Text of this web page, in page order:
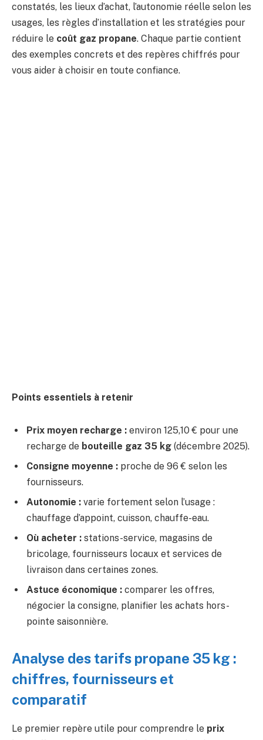
constatés, les lieux d’achat, l’autonomie réelle selon les
usages, les règles d’installation et les stratégies pour
réduire le coût gaz propane. Chaque partie contient
des exemples concrets et des repères chiffrés pour
vous aider à choisir en toute confiance.
Points essentiels à retenir
Prix moyen recharge : environ 125,10 € pour une
recharge de bouteille gaz 35 kg (décembre 2025).
Consigne moyenne : proche de 96 € selon les
fournisseurs.
Autonomie : varie fortement selon l’usage :
chauffage d’appoint, cuisson, chauffe-eau.
Où acheter : stations-service, magasins de
bricolage, fournisseurs locaux et services de
livraison dans certaines zones.
Astuce économique : comparer les offres,
négocier la consigne, planifier les achats hors-
pointe saisonnière.
Analyse des tarifs propane 35 kg :
chiffres, fournisseurs et
comparatif
Le premier repère utile pour comprendre le prix